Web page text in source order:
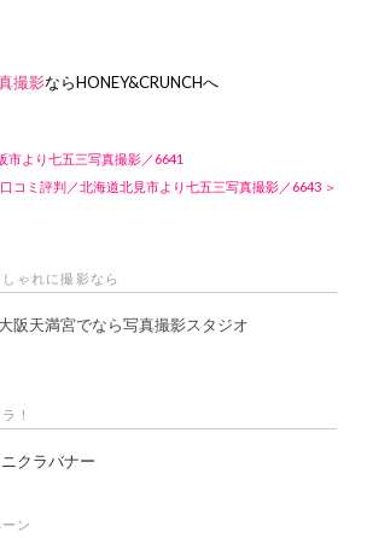
撮影ならHONEY&CRUNCHへ
市より七五三写真撮影／6641
コミ評判／北海道北見市より七五三写真撮影／6643 ＞
ゃれに撮影なら
阪天満宮でなら写真撮影スタジオ
！
ン